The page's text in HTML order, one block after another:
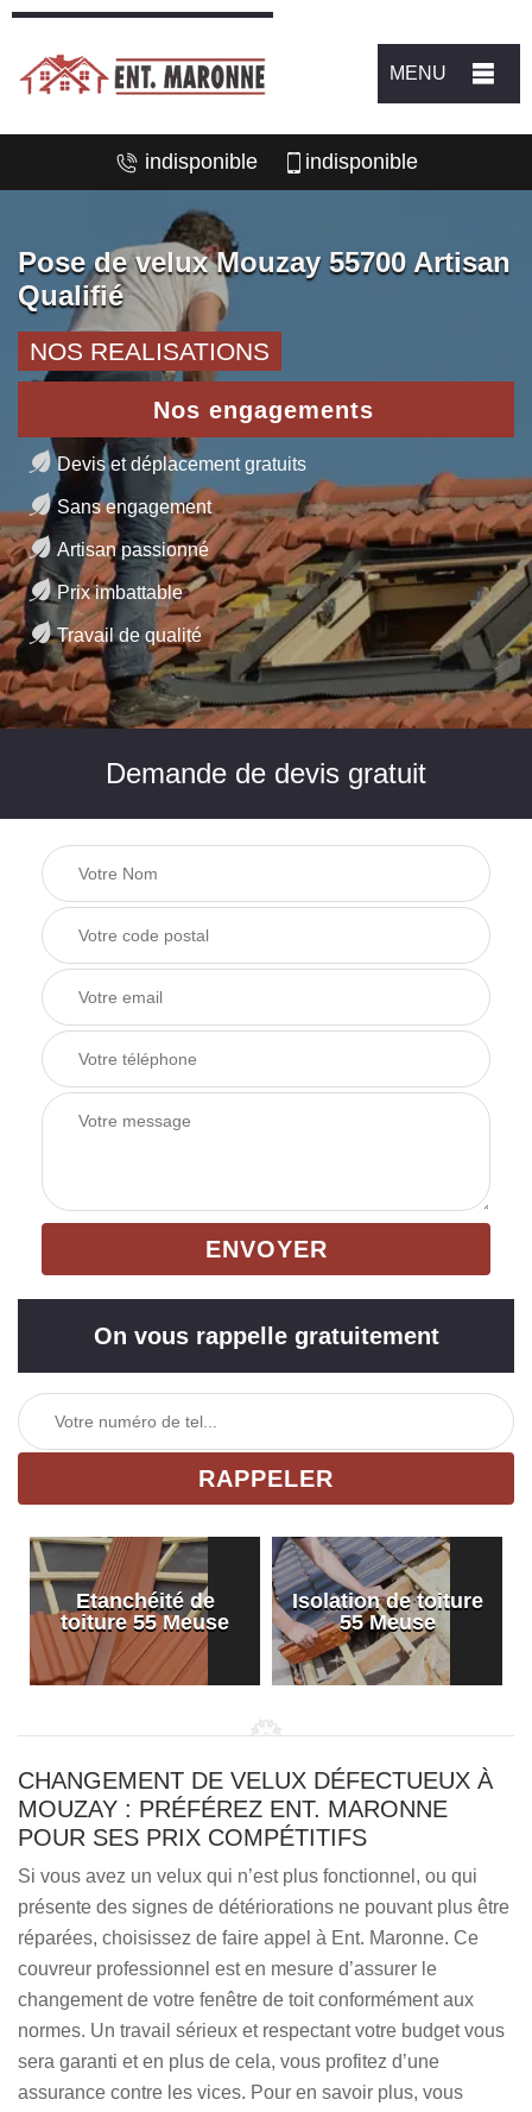
MENU
indisponible indisponible
Pose de velux Mouzay 55700 Artisan
Qualifié
NOS REALISATIONS
Nos engagements
Devis et déplacement gratuits
Sans engagement
Artisan passionné
Prix imbattable
Travail de qualité
Demande de devis gratuit
On vous rappelle gratuitement
Etanchéité de
toiture 55 Meuse
Isolation de toiture
55 Meuse
CHANGEMENT DE VELUX DÉFECTUEUX À
MOUZAY : PRÉFÉREZ ENT. MARONNE
POUR SES PRIX COMPÉTITIFS
Si vous avez un velux qui n’est plus fonctionnel, ou qui
présente des signes de détériorations ne pouvant plus être
réparées, choisissez de faire appel à Ent. Maronne. Ce
couvreur professionnel est en mesure d’assurer le
changement de votre fenêtre de toit conformément aux
normes. Un travail sérieux et respectant votre budget vous
sera garanti et en plus de cela, vous profitez d’une
assurance contre les vices. Pour en savoir plus, vous